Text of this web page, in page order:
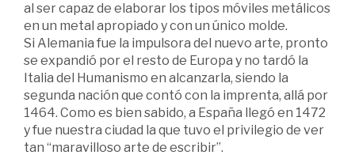
al ser capaz de elaborar los tipos móviles metálicos
en un metal apropiado y con un único molde.
Si Alemania fue la impulsora del nuevo arte, pronto
se expandió por el resto de Europa y no tardó la
Italia del Humanismo en alcanzarla, siendo la
segunda nación que contó con la imprenta, allá por
1464. Como es bien sabido, a España llegó en 1472
y fue nuestra ciudad la que tuvo el privilegio de ver
tan “maravilloso arte de escribir”.